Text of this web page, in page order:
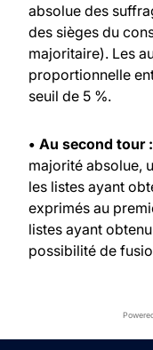
absolue des
des sièges du
majoritaire). Les
proportionnelle
seuil de 5 %.
• Au second tour :
majorité absolue,
les listes ayant
exprimés au
listes ayant
possibilité de